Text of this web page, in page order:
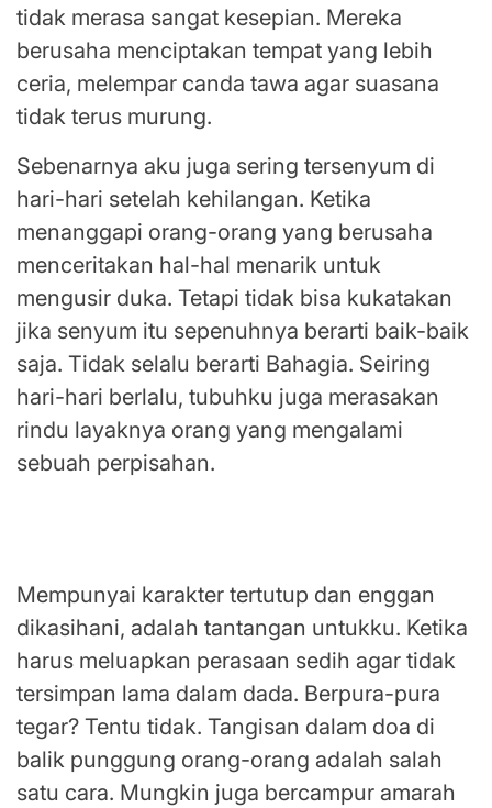
tidak merasa sangat kesepian. Mereka
berusaha menciptakan tempat yang lebih
ceria, melempar canda tawa agar suasana
tidak terus murung.
Sebenarnya aku juga sering tersenyum di
hari-hari setelah kehilangan. Ketika
menanggapi orang-orang yang berusaha
menceritakan hal-hal menarik untuk
mengusir duka. Tetapi tidak bisa kukatakan
jika senyum itu sepenuhnya berarti baik-baik
saja. Tidak selalu berarti Bahagia. Seiring
hari-hari berlalu, tubuhku juga merasakan
rindu layaknya orang yang mengalami
sebuah perpisahan.
Mempunyai karakter tertutup dan enggan
dikasihani, adalah tantangan untukku. Ketika
harus meluapkan perasaan sedih agar tidak
tersimpan lama dalam dada. Berpura-pura
tegar? Tentu tidak. Tangisan dalam doa di
balik punggung orang-orang adalah salah
satu cara. Mungkin juga bercampur amarah